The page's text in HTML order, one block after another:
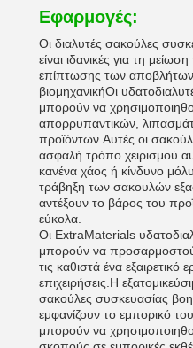
Εφαρμογές:
Οι διαλυτές σακούλες
είναι ιδανικές για τη
επίπτωσης των αποβλήτων
βιομηχανικήΟι
μπορούν να
απορρυπαντικών,
προϊόντων.Αυτές οι
ασφαλή τρόπο χειρισμού
κανένα χάος ή κίνδυνο
τράβηξη των σακουλών
αντέξουν το βάρος του
εύκολα.
Οι ExtraMaterials
μπορούν να
τις καθιστά ένα εξαιρετικό
επιχειρήσεις.Η
σακούλες συσκευασίας
εμφανίζουν το εμπορικό
μπορούν να